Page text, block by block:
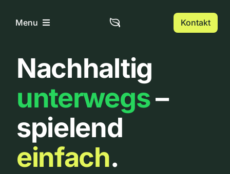
InhaltMenu
Home
Über uns
Urbanlist
Kontakt
Nachhaltig
unterwegs–
spielend
einfach.